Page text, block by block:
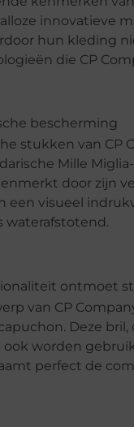
innovatieve
hun kleding
die CP
bescherming
stukken van CP
Mille
door zijn
een visueel
waterafstotend.
ontmoet
van CP
Deze
ook worden
perfect de